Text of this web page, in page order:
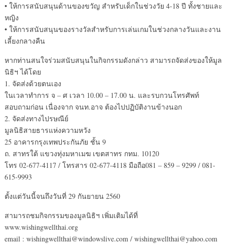
• ให้การสนับสนุนด้านของขวัญ สำหรับเด็กในช่วงวัย 4-18 ปี ทั้งชายและ
หญิง
• ให้การสนับสนุนของรางวัลสำหรับการเล่นเกมในช่วงกลางวันและงาน
เลี้ยงกลางคืน
หากท่านสนใจร่วมสนับสนุนในกิจกรรมดังกล่าว สามารถจัดส่งของให้มูล
นิธิฯ ได้โดย
1. จัดส่งด้วยตนเอง
ในเวลาทำการ จ – ศ เวลา 10.00 – 17.00 น. และรบกวนโทรศัพท์
สอบถามก่อน เนื่องจาก จนท.อาจ ต้องไปปฏิบัติงานข้างนอก
2. จัดส่งทางไปรษณีย์
มูลนิธิสายธารแห่งความหวัง
25 อาคารกรุงเทพประกันภัย ชั้น 9
ถ. สาทรใต้ แขวงทุ่งมหาเมฆ เขตสาทร กทม. 10120
โทร 02-677-4117 / โทรสาร 02-677-4118 มือถือ081 – 859 – 9299 / 081-
615-9993
ตั้งแต่วันนี้จนถึงวันที่ 29 กันยายน 2560
สามารถชมกิจกรรมของมูลนิธิฯ เพิ่มเติมได้ที่
www.wishingwellthai.org
email : wishingwellthai@windowslive.com / wishingwellthai@yahoo.com